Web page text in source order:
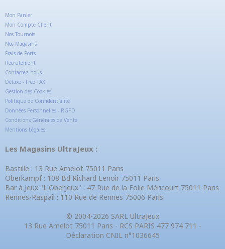
Mon Panier
Mon Compte Client
Nos Tournois
Nos Magasins
Frais de Ports
Recrutement
Contactez-nous
Détaxe - Free TAX
Gestion des Cookies
Politique de Confidentialité
Données Personnelles - RGPD
Conditions Générales de Vente
Mentions Légales
Les Magasins UltraJeux :
Bastille : 13 Rue Amelot 75011 Paris
Oberkampf : 108 Bd Richard Lenoir 75011 Paris
Bar à Jeux "L'OberJeux" : 47 Rue de la Folie Méricourt 75011 Paris
Rennes-Raspail : 110 Rue de Rennes 75006 Paris
© 2004-2026 SARL UltraJeux
13 Rue Amelot 75011 Paris - RCS PARIS 477 974 711 -
Déclaration CNIL n°1036645